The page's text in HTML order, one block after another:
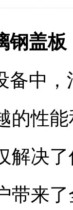
钢盖
备中
的性
解决
带来